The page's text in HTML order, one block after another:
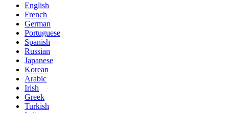
English
French
German
Portuguese
Spanish
Russian
Japanese
Korean
Arabic
Irish
Greek
Turkish